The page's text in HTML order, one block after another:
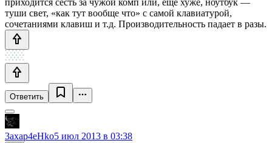
туши свет, «как тут вообще что» с самой клавиатурой,
сочетаниями клавиш и т.д. Производительность падает в разы.
Ответить
3axap4eHko5 июл 2013 в 03:38